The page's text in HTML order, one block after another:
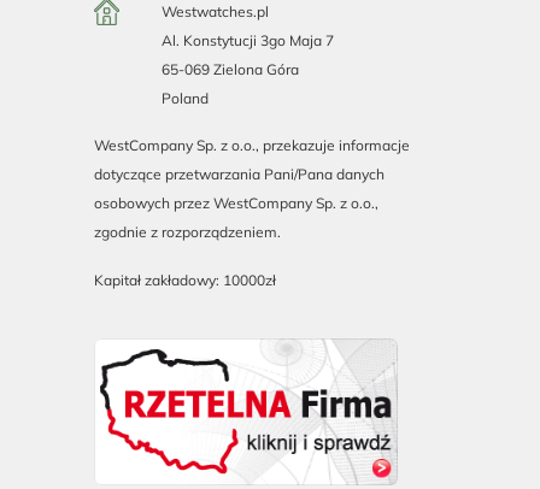
Westwatches.pl
Al. Konstytucji 3go Maja 7
65-069 Zielona Góra
Poland
WestCompany Sp. z o.o., przekazuje informacje
dotyczące przetwarzania Pani/Pana danych
osobowych przez WestCompany Sp. z o.o.,
zgodnie z rozporządzeniem.
Kapitał zakładowy: 10000zł